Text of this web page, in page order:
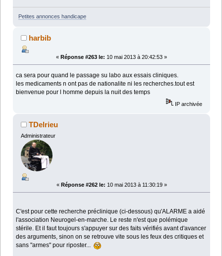
Petites annonces handicape
harbib
« Réponse #263 le: 10 mai 2013 à 20:42:53 »
ca sera pour quand le passage su labo aux essais cliniques.
les medicaments n ont pas de nationalite ni les recherches.tout est
bienvenue pour l homme depuis la nuit des temps
IP archivée
TDelrieu
Administrateur
« Réponse #262 le: 10 mai 2013 à 11:30:19 »
C'est pour cette recherche préclinique (ci-dessous) qu'ALARME a aidé
l'association Neurogel-en-marche. Le reste n'est que polémique
stérile. Et il faut toujours s'appuyer sur des faits vérifiés avant d'avancer
des arguments, sinon on se retrouve vite sous les feux des critiques et
sans "armes" pour riposter...